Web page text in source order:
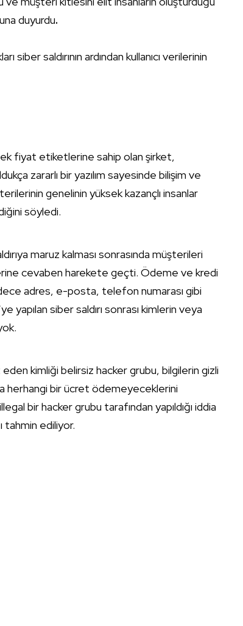
duyurdu.
saldırının ardından kullanıcı verilerinin
fiyat etiketlerine sahip olan şirket,
zararlı bir yazılım sayesinde bilişim ve
genelinin yüksek kazançlı insanlar
söyledi.
maruz kalması sonrasında müşterileri
cevaben harekete geçti. Ödeme ve kredi
adres, e-posta, telefon numarası gibi
yapılan siber saldırı sonrası kimlerin veya
kimliği belirsiz hacker grubu, bilgilerin gizli
herhangi bir ücret ödemeyeceklerini
bir hacker grubu tarafından yapıldığı iddia
tahmin ediliyor.